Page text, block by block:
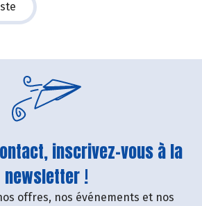
inscrivez-vous à la
newsletter !
offres, nos événements et nos